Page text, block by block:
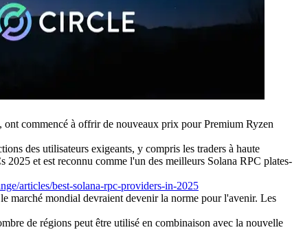
commencé à offrir de nouveaux prix pour Premium Ryzen
des utilisateurs exigeants, y compris les traders à haute
2025 et est reconnu comme l'un des meilleurs Solana RPC plates-
articles/best-solana-rpc-providers-in-2025
marché mondial devraient devenir la norme pour l'avenir. Les
de régions peut être utilisé en combinaison avec la nouvelle